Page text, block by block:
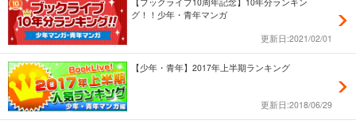
グ！！少年・青年マンガ
更新日:2021/02/01
【少年・青年】2017年上半期ランキング
更新日:2018/06/29